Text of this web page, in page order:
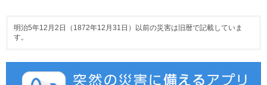
明治5年12月2日（1872年12月31日）以前の災害は旧暦で記載していま
す。